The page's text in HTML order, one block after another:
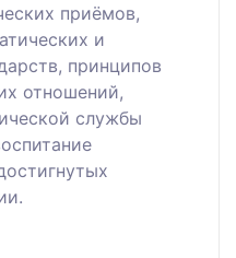
приёмов,
и
принципов
отношений,
службы